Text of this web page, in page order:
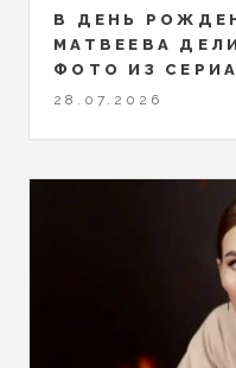
В ДЕНЬ
МАТВЕЕВА
ФОТО ИЗ
28.07.2026